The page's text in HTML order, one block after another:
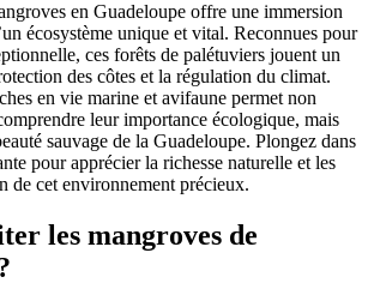
en Guadeloupe offre une immersion
écosystème unique et vital. Reconnues pour
ces forêts de palétuviers jouent un
des côtes et la régulation du climat.
en vie marine et avifaune permet non
leur importance écologique, mais
sauvage de la Guadeloupe. Plongez dans
pour apprécier la richesse naturelle et les
de cet environnement précieux.
les mangroves de